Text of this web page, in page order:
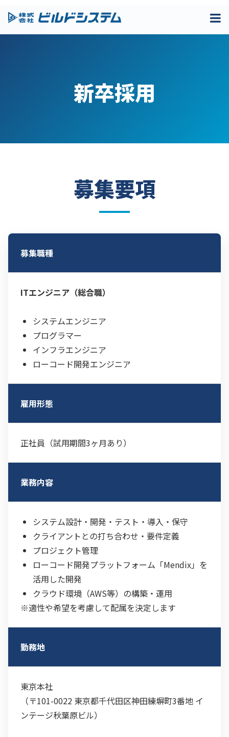
新卒採用
募集要項
募集職種
ITエンジニア（総合職）
システムエンジニア
プログラマー
インフラエンジニア
ローコード開発エンジニア
雇用形態
正社員（試用期間3ヶ月あり）
業務内容
システム設計・開発・テスト・導入・保守
クライアントとの打ち合わせ・要件定義
プロジェクト管理
ローコード開発プラットフォーム「Mendix」を
活用した開発
クラウド環境（AWS等）の構築・運用
※適性や希望を考慮して配属を決定します
勤務地
東京本社
（〒101-0022 東京都千代田区神田練塀町3番地 イ
ンテージ秋葉原ビル）